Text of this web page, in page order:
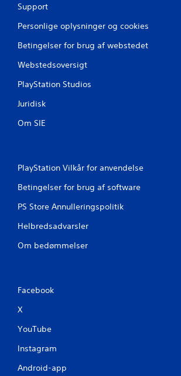
Support
Personlige oplysninger og cookies
Betingelser for brug af webstedet
Webstedsoversigt
PlayStation Studios
Juridisk
Om SIE
PlayStation Vilkår for anvendelse
Betingelser for brug af software
PS Store Annulleringspolitik
Helbredsadvarsler
Om bedømmelser
Facebook
X
YouTube
Instagram
Android-app